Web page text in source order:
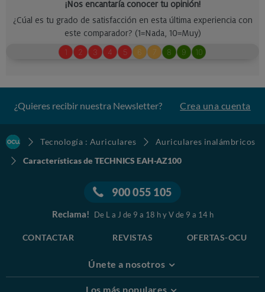
¿Quieres recibir nuestra Newsletter? Crea una cuenta
Tecnología : Auriculares
Auriculares inalámbricos
Características de TECHNICS EAH-AZ100
900 055 105
Reclama! De L a J de 9 a 18 h y V de 9 a 14 h
CONTACTAR REVISTAS OFERTAS-OCU
Únete a nosotros
Los más populares